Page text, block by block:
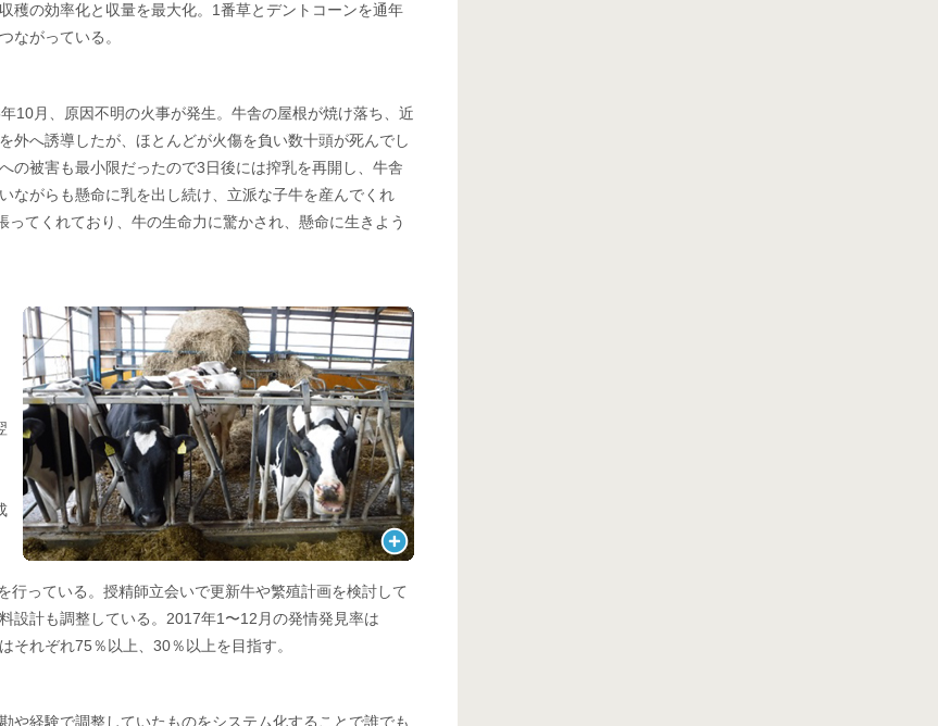
穫の効率化と収量を最大化。1番草とデントコーンを通年
ながっている。
10月、原因不明の火事が発生。牛舎の屋根が焼け落ち、近
外へ誘導したが、ほとんどが火傷を負い数十頭が死んでし
の被害も最小限だったので3日後には搾乳を再開し、牛舎
ながらも懸命に乳を出し続け、立派な子牛を産んでくれ
てくれており、牛の生命力に驚かされ、懸命に生きよう
行っている。授精師立会いで更新牛や繁殖計画を検討して
設計も調整している。2017年1〜12月の発情発見率は
それぞれ75％以上、30％以上を目指す。
や経験で調整していたものをシステム化することで誰でも